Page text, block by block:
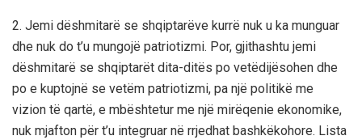
2. Jemi dëshmitarë se shqiptarëve kurrë nuk u ka munguar
dhe nuk do t’u mungojë patriotizmi. Por, gjithashtu jemi
dëshmitarë se shqiptarët dita-ditës po vetëdijësohen dhe
po e kuptojnë se vetëm patriotizmi, pa një politikë me
vizion të qartë, e mbështetur me një mirëqenie ekonomike,
nuk mjafton për t’u integruar në rrjedhat bashkëkohore. Lista